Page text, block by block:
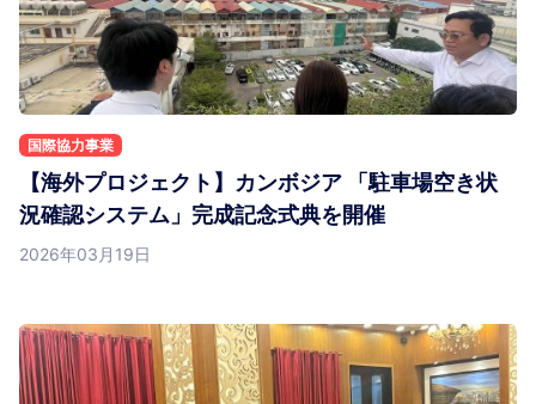
国際協力事業
【海外プロジェクト】カンボジア 「駐車場空き状
況確認システム」完成記念式典を開催
2026年03月19日